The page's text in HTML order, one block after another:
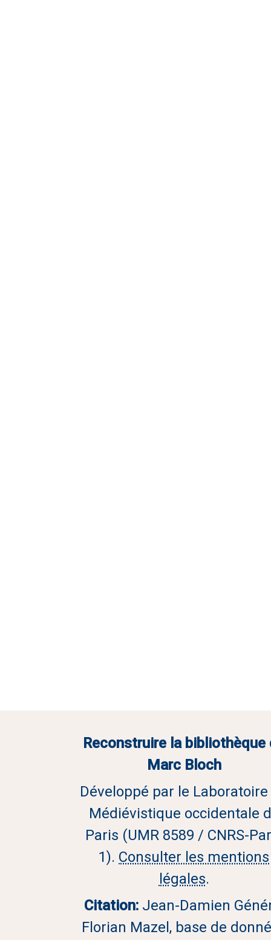
Reconstruire la bibliothèque
Marc Bloch
Développé par le
Médiévistique occidentale
Paris (UMR 8589 / CNRS-
1). Consulter les mentions
légales.
Citation: Jean-Damien
Florian Mazel, base de